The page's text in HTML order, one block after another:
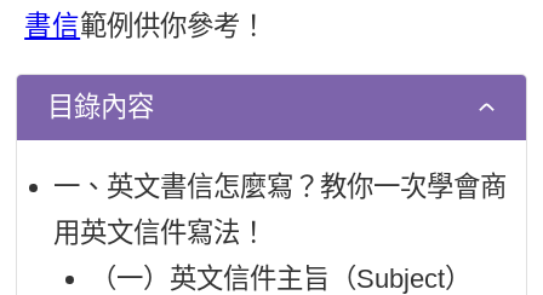
書信範例供你參考！
目錄內容
一、英文書信怎麼寫？教你一次學會商
用英文信件寫法！
（一）英文信件主旨（Subject）